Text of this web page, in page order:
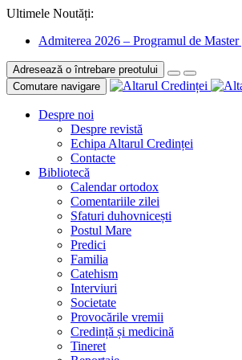
Ultimele Noutăți:
Admiterea 2026 – Programul de
Adresează o întrebare preotului
Comutare navigare
Despre noi
Despre revistă
Echipa Altarul Credinței
Contacte
Bibliotecă
Calendar ortodox
Comentariile zilei
Sfaturi duhovnicești
Postul Mare
Predici
Familia
Catehism
Interviuri
Societate
Provocările vremii
Credință și medicină
Tineret